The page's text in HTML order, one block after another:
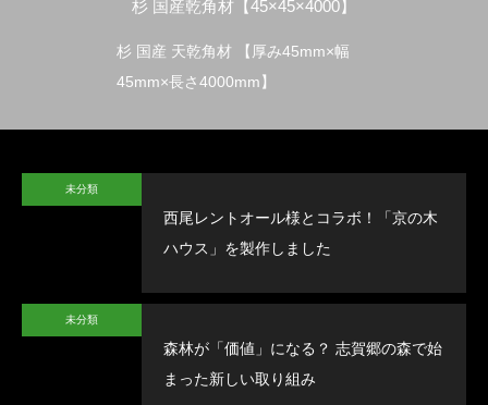
杉 国産乾角材【45×45×4000】
杉 国産 天乾角材 【厚み45mm×幅
45mm×長さ4000mm】
未分類
西尾レントオール様とコラボ！「京の木
ハウス」を製作しました
未分類
森林が「価値」になる？ 志賀郷の森で始
まった新しい取り組み